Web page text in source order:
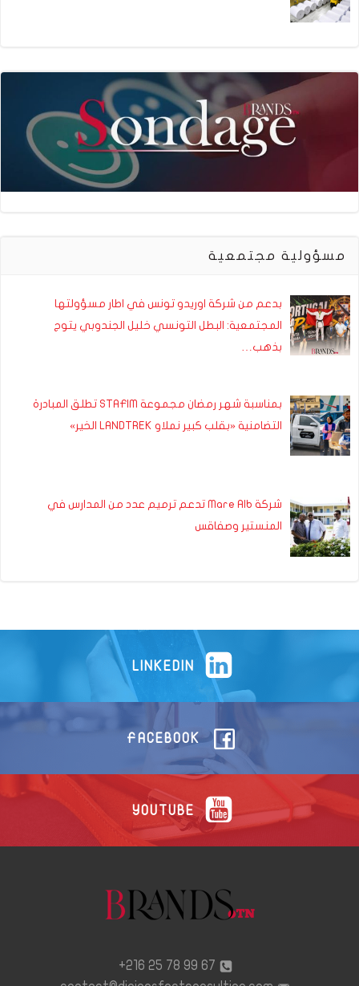
مسؤولية مجتمعية
بدعم من شركة اوريدو تونس في اطار مسؤولتها
المجتمعية: البطل التونسي خليل الجندوبي يتوج
بذهب…
بمناسبة شهر رمضان مجموعة STAFIM تطلق المبادرة
التضامنية «بقلب كبير نملاو LANDTREK الخير»
شركة Mare Alb تدعم ترميم عدد من المدارس في
المنستير وصفاقس
LINKEDIN
FACEBOOK
YOUTUBE
67 99 78 25 216+